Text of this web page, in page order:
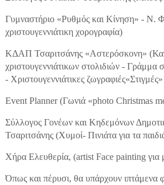
Γυμναστήριο «Ρυθμός και Κίνηση» - Ν.
χριστουγεννιάτικη χορογραφία)
ΚΔΑΠ Τσαριτσάνης «Αστερόσκονη»
χριστουγεννιάτικων στολιδιών - Γράμμα
- Χριστουγεννιάτικες ζωγραφιές«Στιγμές»
Event Planner (Γωνιά «photo Christmas
Σύλλογος Γονέων και Κηδεμόνων
Τσαριτσάνης (Χυμοί- Πινιάτα για τα
Χήρα Ελευθερία, (artist Face painting για
Όπως και πέρυσι, θα υπάρχουν ιπτάμενα